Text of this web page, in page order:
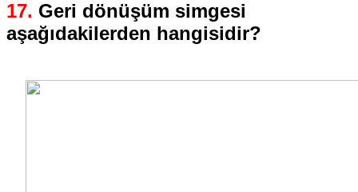
17. Geri dönüşüm simgesi
aşağıdakilerden hangisidir?